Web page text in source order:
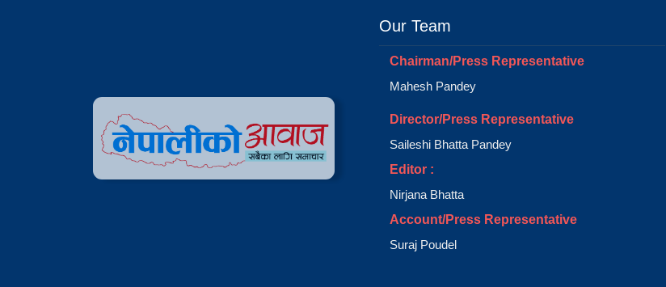
Our Team
Chairman/Press Representative
Mahesh Pandey
Director/Press Representative
Saileshi Bhatta Pandey
Editor :
Nirjana Bhatta
Account/Press Representative
Suraj Poudel